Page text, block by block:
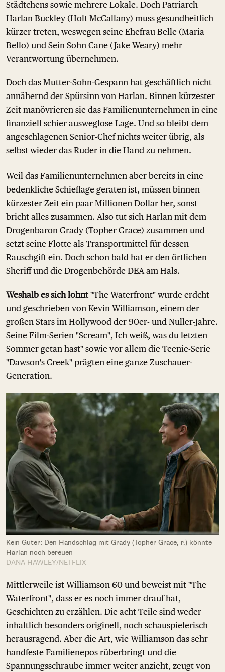
Städtchens sowie mehrere Lokale. Doch Patriarch
Harlan Buckley (Holt McCallany) muss gesundheitlich
kürzer treten, weswegen seine Ehefrau Belle (Maria
Bello) und Sein Sohn Cane (Jake Weary) mehr
Verantwortung übernehmen.
Doch das Mutter-Sohn-Gespann hat geschäftlich nicht
annähernd der Spürsinn von Harlan. Binnen kürzester
Zeit manövrieren sie das Familienunternehmen in eine
finanziell schier ausweglose Lage. Und so bleibt dem
angeschlagenen Senior-Chef nichts weiter übrig, als
selbst wieder das Ruder in die Hand zu nehmen.
Weil das Familienunternehmen aber bereits in eine
bedenkliche Schieflage geraten ist, müssen binnen
kürzester Zeit ein paar Millionen Dollar her, sonst
bricht alles zusammen. Also tut sich Harlan mit dem
Drogenbaron Grady (Topher Grace) zusammen und
setzt seine Flotte als Transportmittel für dessen
Rauschgift ein. Doch schon bald hat er den örtlichen
Sheriff und die Drogenbehörde DEA am Hals.
Weshalb es sich lohnt"The Waterfront" wurde erdcht
und geschrieben von Kevin Williamson, einem der
großen Stars im Hollywood der 90er- und Nuller-Jahre.
Seine Film-Serien "Scream", Ich weiß, was du letzten
Sommer getan hast" sowie vor allem die Teenie-Serie
"Dawson's Creek" prägten eine ganze Zuschauer-
Generation.
Kein Guter: Den Handschlag mit Grady (Topher Grace, r.) könnte
Harlan noch bereuen
DANA HAWLEY/NETFLIX
Mittlerweile ist Williamson 60 und beweist mit "The
Waterfront", dass er es noch immer drauf hat,
Geschichten zu erzählen. Die acht Teile sind weder
inhaltlich besonders originell, noch schauspielerisch
herausragend. Aber die Art, wie Williamson das sehr
handfeste Familienepos rüberbringt und die
Spannungsschraube immer weiter anzieht, zeugt von